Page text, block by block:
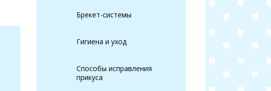
Брекет-системы
Гигиена и уход
Способы исправления
прикуса